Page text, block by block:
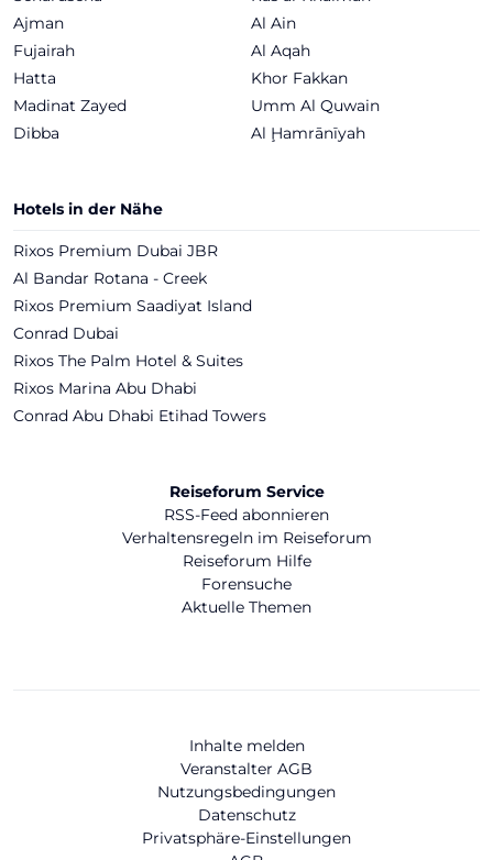
Ajman
Al Ain
Fujairah
Al Aqah
Hatta
Khor Fakkan
Madinat Zayed
Umm Al Quwain
Dibba
Al Ḩamrānīyah
Hotels in der Nähe
Rixos Premium Dubai JBR
Al Bandar Rotana - Creek
Rixos Premium Saadiyat Island
Conrad Dubai
Rixos The Palm Hotel & Suites
Rixos Marina Abu Dhabi
Conrad Abu Dhabi Etihad Towers
Reiseforum Service
RSS-Feed abonnieren
Verhaltensregeln im Reiseforum
Reiseforum Hilfe
Forensuche
Aktuelle Themen
Inhalte melden
Veranstalter AGB
Nutzungsbedingungen
Datenschutz
Privatsphäre-Einstellungen